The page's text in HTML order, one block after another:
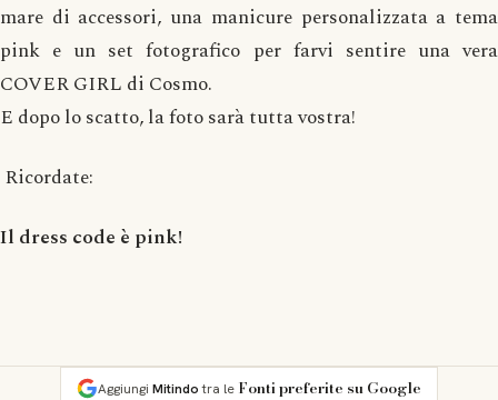
mare di accessori, una manicure personalizzata a tema
pink e un set fotografico per farvi sentire una vera
COVER GIRL di Cosmo.
E dopo lo scatto, la foto sarà tutta vostra!
Ricordate:
Il dress code è pink!
Aggiungi Mitindotra le Fonti preferite su Google